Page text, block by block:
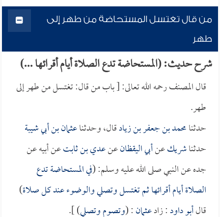
من قال تغتسل المستحاضة من طهر إلى
طهر
شرح حديث: (المستحاضة تدع الصلاة أيام أقرائها ...)
قال المصنف رحمه الله تعالى: [ باب من قال: تغتسل من طهر إلى
طهر.
حدثنامحمد بن جعفر بن زيادقال، وحدثناعثمان بن أبي شيبة
حدثناشريكعنأبي اليقظانعنعدي بن ثابتعن أبيه عن
جده عن النبي صلى الله عليه وسلم: (في المستحاضة تدع
الصلاة أيام أقرائها ثم تغتسل وتصلي والوضوء عند كل صلاة)
قالأبو داود: زادعثمان: (وتصوم وتصلي) ].